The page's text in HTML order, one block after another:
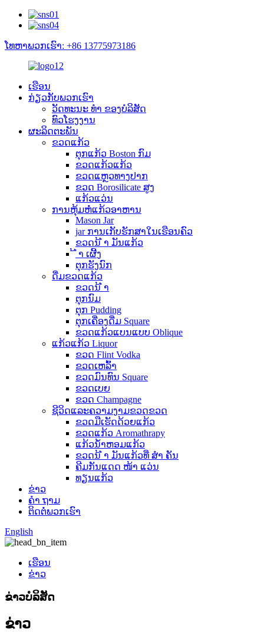
ໂທຫາພວກເຮົາ: +86 13775973186
ເຮືອນ
ກ່ຽວ​ກັບ​ພວກ​ເຮົາ
ວັດທະນະ ທຳ ຂອງບໍລິສັດ
ທົວໂຮງງານ
ຜະລິດຕະພັນ
ຂວດແກ້ວ
ຕຸກແກ້ວ Boston ກົມ
ຂວດແກ້ວແກ້ວ
ຂວດແຫຼວທາງປາກ
ຂວດ Borosilicate ສູງ
ແກ້ວແວ່ນ
ການຫຸ້ມຫໍ່ແກ້ວອາຫານ
Mason Jar
jar ການເກັບຮັກສາໃນເຮືອນຄົວ
ຂວດນ້ ຳ ມັນແກ້ວ
້ ຳ ເຜີ້ງ
ຕຸກຮັງນົກ
ດື່ມຂວດແກ້ວ
ຂວດນ້ ຳ
ຕຸກນົມ
ຕຸກ Pudding
ຕຸກເຄື່ອງດື່ມ Square
ຂວດແກ້ວແບນແບບ Oblique
ແກ້ວແກ້ວ Liquor
ຂວດ Flint Vodka
ຂວດເຫລົ້າ
ຂວດມົນທົນ Square
ຂວດເບຍ
ຂວດ Champagne
ຊີວິດແລະຄວາມງາມຂວດຂວດ
ຂວດມືເຮັດດ້ວຍແກ້ວ
ຂວດແກ້ວ Aromathrapy
ແກ້ວນໍ້າຫອມແກ້ວ
ຂວດນ້ ຳ ມັນແກ້ວທີ່ ສຳ ຄັນ
ຄີມກັນແດດ ໜ້າ ແວ່ນ
ທຽນແກ້ວ
ຂ່າວ
ຄຳ ຖາມ
ຕິດ​ຕໍ່​ພວກ​ເຮົາ
English
ເຮືອນ
ຂ່າວ
ຂ່າວບໍລິສັດ
ຂ່າວ